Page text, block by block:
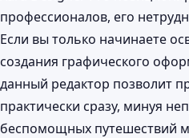
профессионалов, его
Если вы только начинаете
создания графического
данный редактор позволит
практически сразу, минуя
беспомощных путешествий